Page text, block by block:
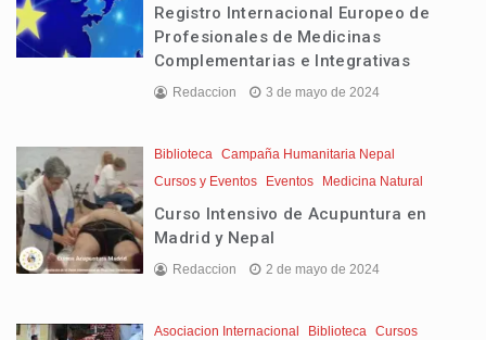
Registro Internacional Europeo de
Profesionales de Medicinas
Complementarias e Integrativas
Redaccion 3 de mayo de 2024
Biblioteca
Campaña Humanitaria Nepal
Cursos y Eventos
Eventos Medicina Natural
Curso Intensivo de Acupuntura en
Madrid y Nepal
Redaccion 2 de mayo de 2024
Asociacion Internacional Biblioteca
Cursos